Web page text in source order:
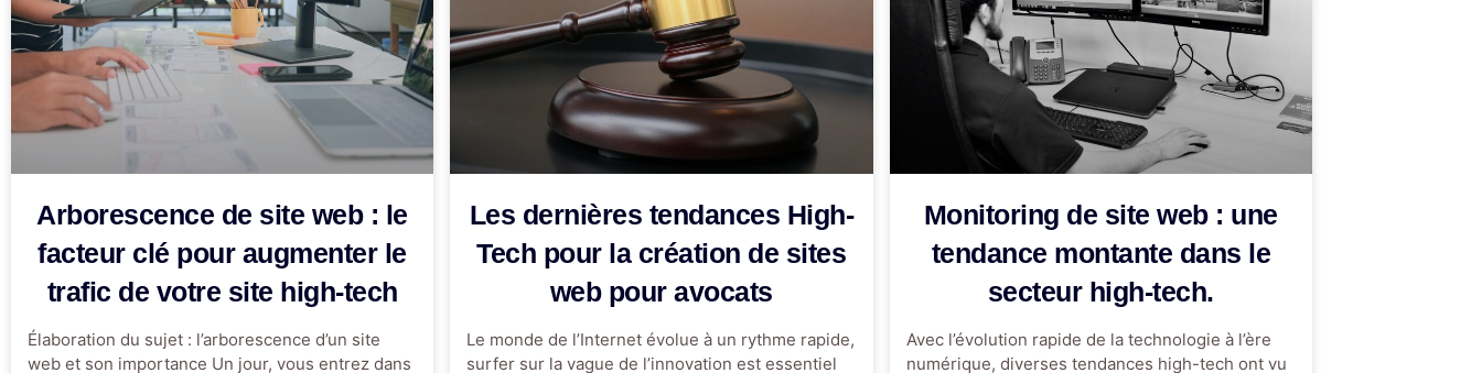
Arborescence de site web : le
facteur clé pour augmenter le
trafic de votre site high-tech
Élaboration du sujet : l’arborescence d’un site
web et son importance Un jour, vous entrez dans
Les dernières tendances High-
Tech pour la création de sites
web pour avocats
Le monde de l’Internet évolue à un rythme rapide,
surfer sur la vague de l’innovation est essentiel
Monitoring de site web : une
tendance montante dans le
secteur high-tech.
Avec l’évolution rapide de la technologie à l’ère
numérique, diverses tendances high-tech ont vu